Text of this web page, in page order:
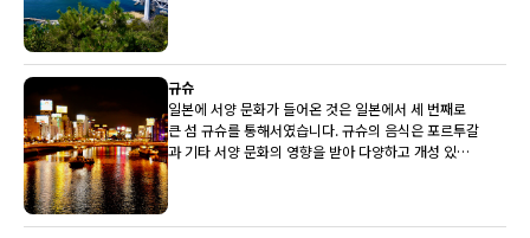
규슈
일본에 서양 문화가 들어온 것은 일본에서 세 번째로
큰 섬 규슈를 통해서였습니다. 규슈의 음식은 포르투갈
과 기타 서양 문화의 영향을 받아 다양하고 개성 있는